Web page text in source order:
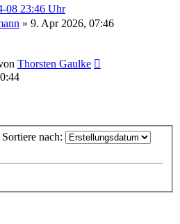
08 23:46 Uhr
» 9. Apr 2026, 07:46
Thorsten Gaulke
Sortiere nach: